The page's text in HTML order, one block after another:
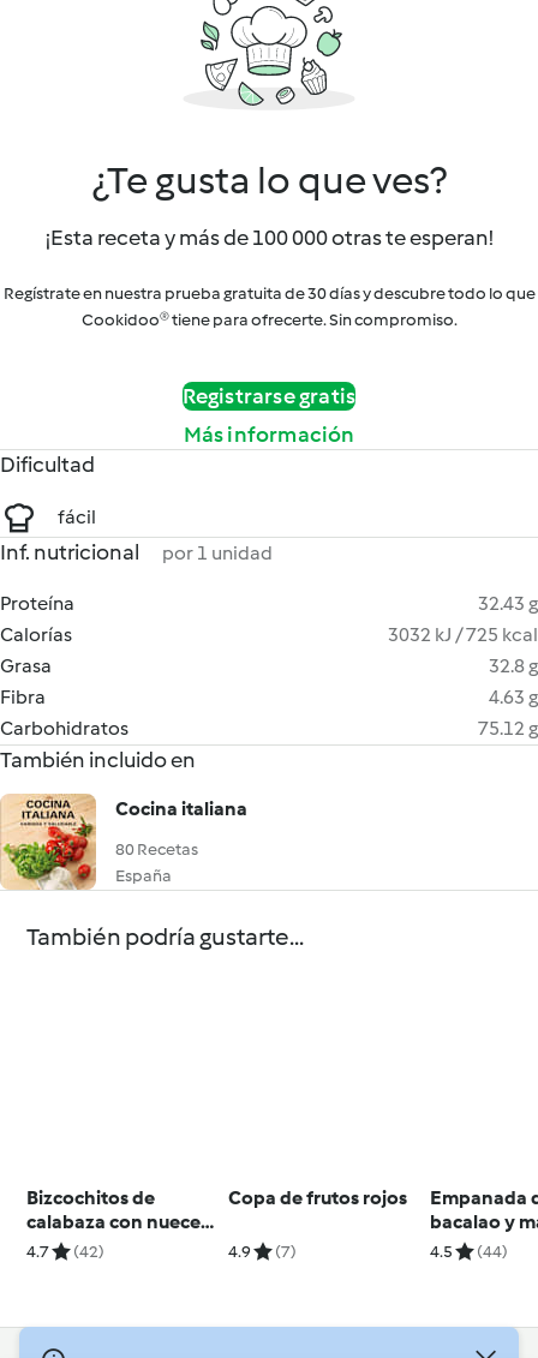
¿Te gusta lo que ves?
¡Esta receta y más de 100 000 otras te esperan!
Regístrate en nuestra prueba gratuita de 30 días y descubre todo lo que
Cookidoo® tiene para ofrecerte. Sin compromiso.
Registrarse gratis
Más información
Dificultad
fácil
Inf. nutricional por 1 unidad
Proteína
32.43 g
Calorías
3032 kJ / 725 kcal
Grasa
32.8 g
Fibra
4.63 g
Carbohidratos
75.12 g
También incluido en
Cocina italiana
80 Recetas
España
También podría gustarte...
Bizcochitos de
calabaza con nueces
al vapor
4.7 (42)
Copa de frutos rojos
4.9 (7)
Empanada
bacalao y
4.5 (44)